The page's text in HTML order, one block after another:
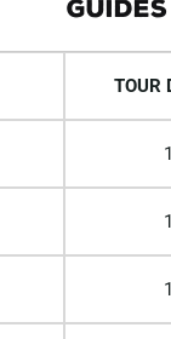
TOUR